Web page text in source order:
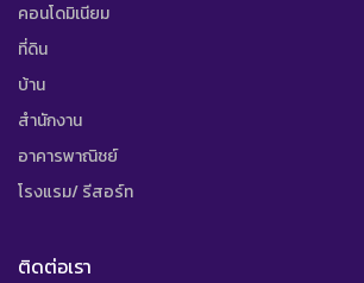
คอนโดมิเนียม
ที่ดิน
บ้าน
สำนักงาน
อาคารพาณิชย์
โรงแรม/ รีสอร์ท
ติดต่อเรา